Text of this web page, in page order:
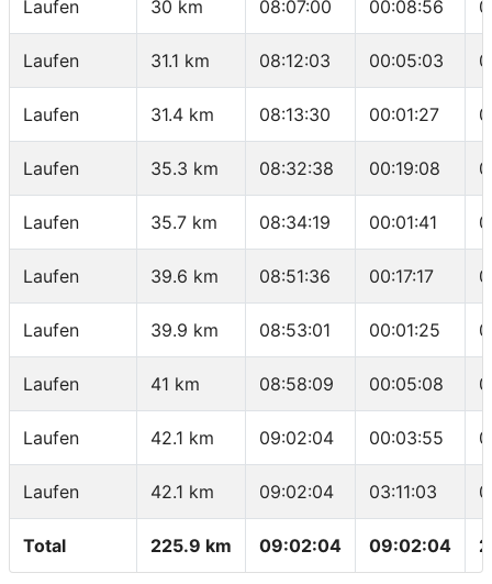
Laufen 30 km 08:07:00 00:08:56
Laufen 31.1 km 08:12:03 00:05:03
Laufen 31.4 km 08:13:30 00:01:27
Laufen 35.3 km 08:32:38 00:19:08
Laufen 35.7 km 08:34:19 00:01:41
Laufen 39.6 km 08:51:36 00:17:17
Laufen 39.9 km 08:53:01 00:01:25
Laufen 41 km 08:58:09 00:05:08
Laufen 42.1 km 09:02:04 00:03:55
Laufen 42.1 km 09:02:04 03:11:03
Total 225.9 km 09:02:04 09:02:04